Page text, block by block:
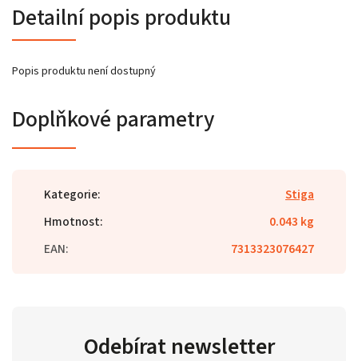
Detailní popis produktu
Popis produktu není dostupný
Doplňkové parametry
Kategorie:
Stiga
Hmotnost:
0.043 kg
EAN: 7313323076427
Odebírat newsletter